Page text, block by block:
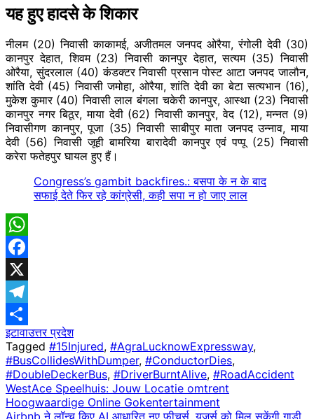
यह हुए हादसे के शिकार
नीलम (20) निवासी काकामई, अजीतमल जनपद ओरैया, रंगोली देवी (30)
कानपुर देहात, शिवम (23) निवासी कानपुर देहात, सत्यम (35) निवासी
ओरैया, सुंदरलाल (40) कंडक्टर निवासी प्रसान पोस्ट आटा जनपद जालौन,
शांति देवी (45) निवासी जमोहा, ओरैया, शांति देवी का बेटा सत्यभान (16),
मुकेश कुमार (40) निवासी लाल बंगला चकेरी कानपुर, आस्था (23) निवासी
कानपुर नगर बिठूर, माया देवी (62) निवासी कानपुर, वेद (12), मन्नत (9)
निवासीगण कानपुर, पूजा (35) निवासी साबीपुर माता जनपद उन्नाव, माया
देवी (56) निवासी जूही बामरिया बारादेवी कानपुर एवं पप्पू (25) निवासी
करेरा फतेहपुर घायल हुए हैं।
Congress’s gambit backfires.: बसपा के न के बाद
सफाई देते फिर रहे कांग्रेसी, कही सपा न हो जाए लाल
WhatsApp
Facebook
X
Telegram
Share
इटावाउत्तर प्रदेश
Tagged #15Injured, #AgraLucknowExpressway,
#BusCollidesWithDumper, #ConductorDies,
#DoubleDeckerBus, #DriverBurntAlive, #RoadAccident
Post
navigation
WestAce Speelhuis: Jouw Locatie omtrent
Hoogwaardige Online Gokentertainment